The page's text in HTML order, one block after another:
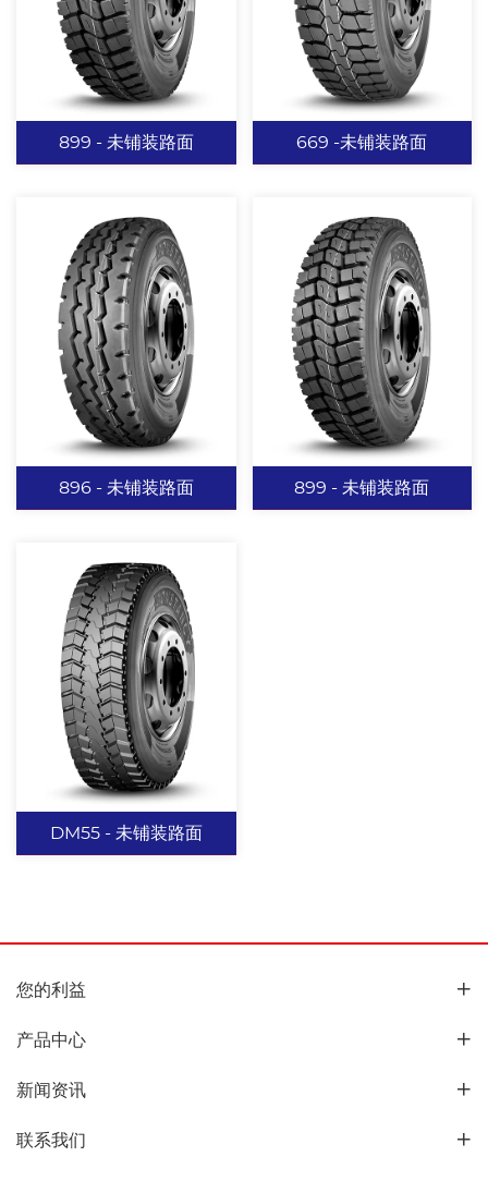
899 - 未铺装路面
899 - 未铺装路面
贯通型横向宽沟设计提供
强有力的抓地能力。 增加
多种钢片，提高轮胎散热
性能。 抗撕裂耐磨配方设
计，可适用于多种综合路
况。
查看更多
669 -未铺装路面
669 -未铺装路面
横向宽沟设计具有出色的
牵引性能。 增加纵向沟
槽，提高排水能力及散热
能力。
查看更多
896 - 未铺装路面
896 - 未铺装路面
经典三道曲折沟设计，适
应能力强，在保证抓地力
的同时提高胎面横向刚
性。 肩部宽沟槽设计，在
提高抓地的同时有效提高
散热，预防肩空。 抗撕裂
耐磨配方设计，可适用于
多种综合路况。 花纹沟排
查看更多
899 - 未铺装路面
DM55 - 未铺装路面
DM55 - 未铺装路
牵引性能。 增加纵向沟
查看更多
您的利益
产品中心
新闻资讯
联系我们